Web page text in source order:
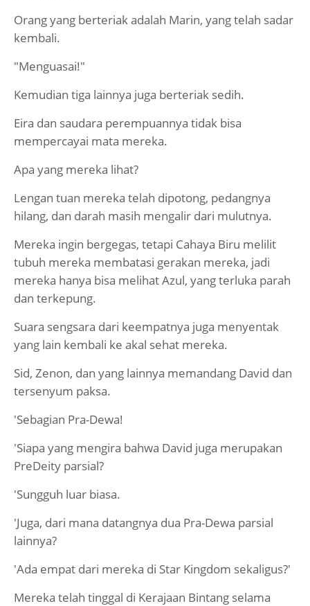
Orang yang berteriak adalah Marin, yang telah sadar
kembali.
"Menguasai!"
Kemudian tiga lainnya juga berteriak sedih.
Eira dan saudara perempuannya tidak bisa
mempercayai mata mereka.
Apa yang mereka lihat?
Lengan tuan mereka telah dipotong, pedangnya
hilang, dan darah masih mengalir dari mulutnya.
Mereka ingin bergegas, tetapi Cahaya Biru melilit
tubuh mereka membatasi gerakan mereka, jadi
mereka hanya bisa melihat Azul, yang terluka parah
dan terkepung.
Suara sengsara dari keempatnya juga menyentak
yang lain kembali ke akal sehat mereka.
Sid, Zenon, dan yang lainnya memandang David dan
tersenyum paksa.
'Sebagian Pra-Dewa!
'Siapa yang mengira bahwa David juga merupakan
PreDeity parsial?
'Sungguh luar biasa.
'Juga, dari mana datangnya dua Pra-Dewa parsial
lainnya?
'Ada empat dari mereka di Star Kingdom sekaligus?'
Mereka telah tinggal di Kerajaan Bintang selama